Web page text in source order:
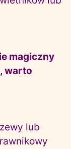
magiczny
warto
lub